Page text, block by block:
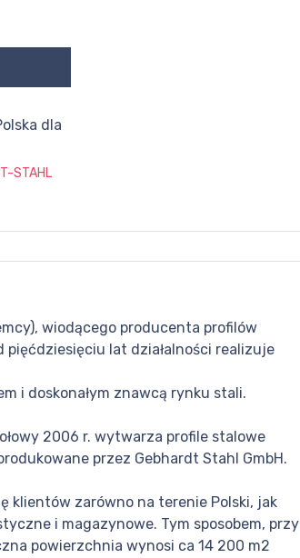
dla
STAHL
wiodącego producenta profilów
lat działalności realizuje
i doskonałym znawcą rynku stali.
2006 r. wytwarza profile stalowe
przez Gebhardt Stahl GmbH.
klientów zarówno na terenie Polski, jak
i magazynowe. Tym sposobem, przy
powierzchnia wynosi ca 14 200 m2